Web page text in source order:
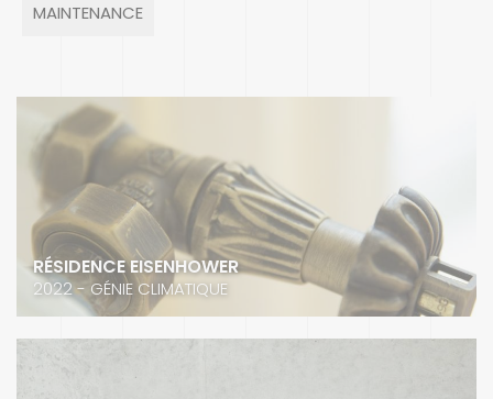
MAINTENANCE
RÉSIDENCE EISENHOWER
2022 - GÉNIE CLIMATIQUE